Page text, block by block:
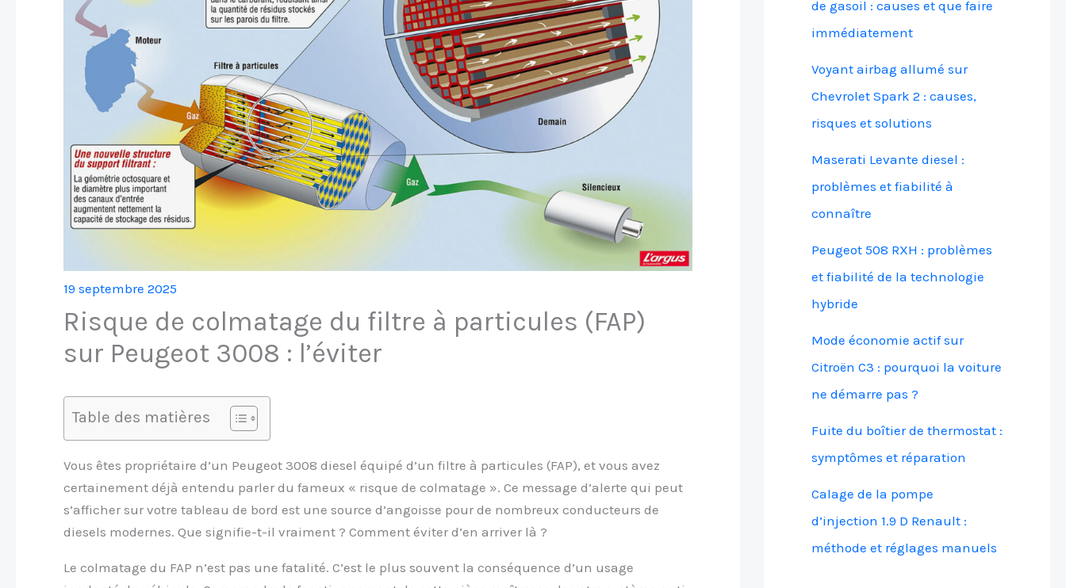
19 septembre 2025
Risque de colmatage du filtre à particules (FAP)
sur Peugeot 3008 : l’éviter
Table des matières
Vous êtes propriétaire d’un Peugeot 3008 diesel équipé d’un filtre à particules (FAP), et vous avez
certainement déjà entendu parler du fameux « risque de colmatage ». Ce message d’alerte qui peut
s’afficher sur votre tableau de bord est une source d’angoisse pour de nombreux conducteurs de
diesels modernes. Que signifie-t-il vraiment ? Comment éviter d’en arriver là ?
Le colmatage du FAP n’est pas une fatalité. C’est le plus souvent la conséquence d’un usage
de gasoil : causes et que faire
immédiatement
Voyant airbag allumé sur
Chevrolet Spark 2 : causes,
risques et solutions
Maserati Levante diesel :
problèmes et fiabilité à
connaître
Peugeot 508 RXH : problèmes
et fiabilité de la technologie
hybride
Mode économie actif sur
Citroën C3 : pourquoi la voiture
ne démarre pas ?
Fuite du boîtier de thermostat :
symptômes et réparation
Calage de la pompe
d’injection 1.9 D Renault :
méthode et réglages manuels